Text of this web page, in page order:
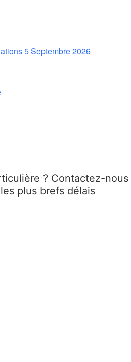
5 Septembre 2026
? Contactez-nous
plus brefs délais